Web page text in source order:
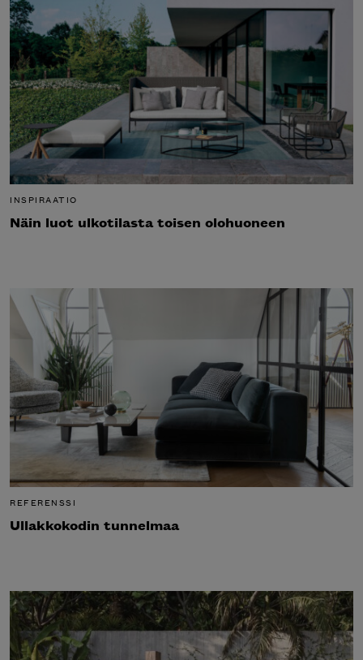
INSPIRAATIO
Näin luot ulkotilasta toisen olohuoneen
REFERENSSI
Ullakkokodin tunnelmaa